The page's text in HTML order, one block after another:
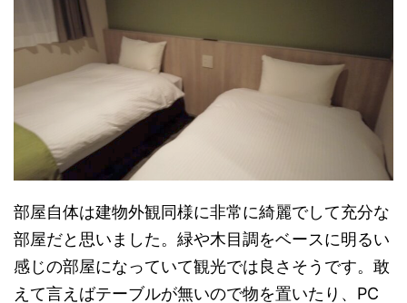
部屋自体は建物外観同様に非常に綺麗でして充分な
部屋だと思いました。緑や木目調をベースに明るい
感じの部屋になっていて観光では良さそうです。敢
えて言えばテーブルが無いので物を置いたり、PC